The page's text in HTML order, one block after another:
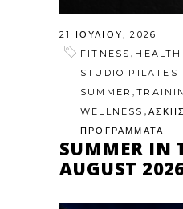
21 ΙΟΥΛΊΟΥ, 2026
FITNESS , HEALTH
STUDIO PILATES
SUMMER ,
WELLNESS ,
ΠΡΟΓΡΑΜΜΑΤΑ
SUMMER IN
AUGUST